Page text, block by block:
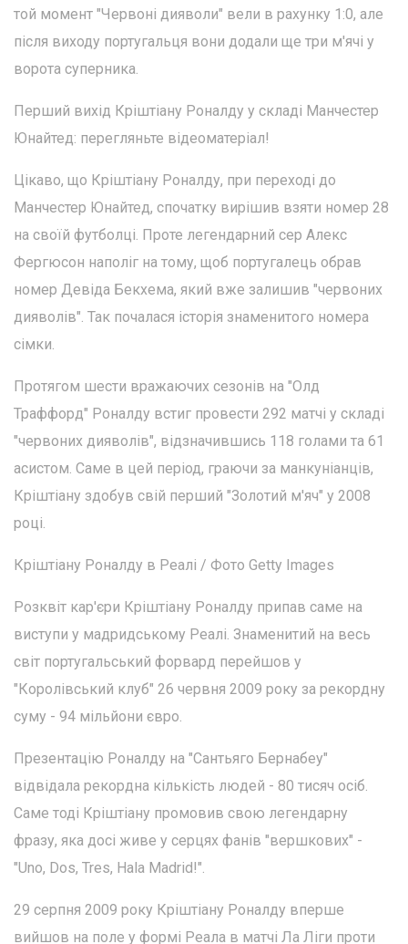
той момент "Червоні дияволи" вели в рахунку 1:0, але
після виходу португальця вони додали ще три м'ячі у
ворота суперника.
Перший вихід Кріштіану Роналду у складі Манчестер
Юнайтед: перегляньте відеоматеріал!
Цікаво, що Кріштіану Роналду, при переході до
Манчестер Юнайтед, спочатку вирішив взяти номер 28
на своїй футболці. Проте легендарний сер Алекс
Фергюсон наполіг на тому, щоб португалець обрав
номер Девіда Бекхема, який вже залишив "червоних
дияволів". Так почалася історія знаменитого номера
сімки.
Протягом шести вражаючих сезонів на "Олд
Траффорд" Роналду встиг провести 292 матчі у складі
"червоних дияволів", відзначившись 118 голами та 61
асистом. Саме в цей період, граючи за манкуніанців,
Кріштіану здобув свій перший "Золотий м'яч" у 2008
році.
Кріштіану Роналду в Реалі / Фото Getty Images
Розквіт кар'єри Кріштіану Роналду припав саме на
виступи у мадридському Реалі. Знаменитий на весь
світ португальський форвард перейшов у
"Королівський клуб" 26 червня 2009 року за рекордну
суму - 94 мільйони євро.
Презентацію Роналду на "Сантьяго Бернабеу"
відвідала рекордна кількість людей - 80 тисяч осіб.
Саме тоді Кріштіану промовив свою легендарну
фразу, яка досі живе у серцях фанів "вершкових" -
"Uno, Dos, Tres, Hala Madrid!".
29 серпня 2009 року Кріштіану Роналду вперше
вийшов на поле у формі Реала в матчі Ла Ліги проти